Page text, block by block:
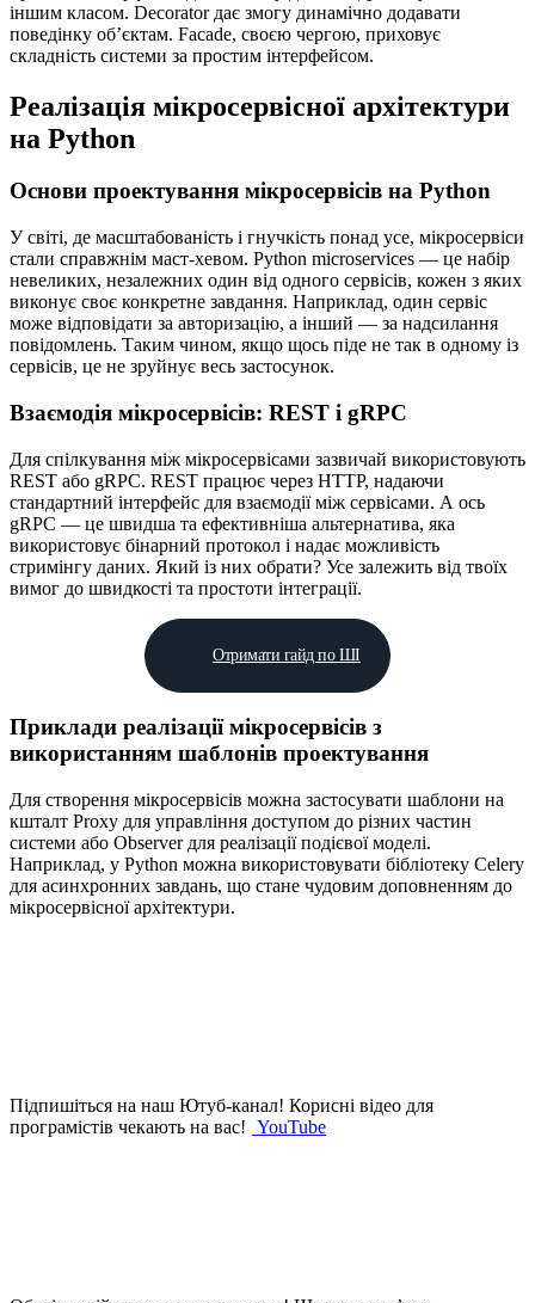
іншим класом. Decorator дає змогу динамічно додавати
поведінку об’єктам. Facade, своєю чергою, приховує
складність системи за простим інтерфейсом.
Реалізація мікросервісної архітектури
на Python
Основи проектування мікросервісів на Python
У світі, де масштабованість і гнучкість понад усе, мікросервіси
стали справжнім маст-хевом. Python microservices — це набір
невеликих, незалежних один від одного сервісів, кожен з яких
виконує своє конкретне завдання. Наприклад, один сервіс
може відповідати за авторизацію, а інший — за надсилання
повідомлень. Таким чином, якщо щось піде не так в одному із
сервісів, це не зруйнує весь застосунок.
Взаємодія мікросервісів: REST і gRPC
Для спілкування між мікросервісами зазвичай використовують
REST або gRPC. REST працює через HTTP, надаючи
стандартний інтерфейс для взаємодії між сервісами. А ось
gRPC — це швидша та ефективніша альтернатива, яка
використовує бінарний протокол і надає можливість
стримінгу даних. Який із них обрати? Усе залежить від твоїх
вимог до швидкості та простоти інтеграції.
Отримати гайд по ШІ
Приклади реалізації мікросервісів з
використанням шаблонів проектування
Для створення мікросервісів можна застосувати шаблони на
кшталт Proxy для управління доступом до різних частин
системи або Observer для реалізації подієвої моделі.
Наприклад, у Python можна використовувати бібліотеку Celery
для асинхронних завдань, що стане чудовим доповненням до
мікросервісної архітектури.
Підпишіться на наш Ютуб-канал! Корисні відео для
програмістів чекають на вас! YouTube